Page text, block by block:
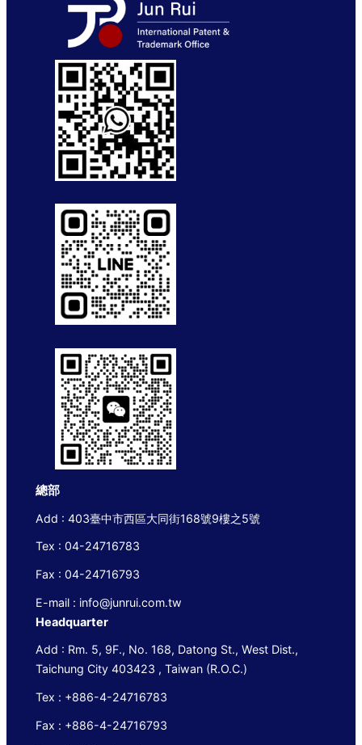
總部
Add : 403臺中市西區大同街168號9樓之5號
Tex : 04-24716783
Fax : 04-24716793
E-mail : info@junrui.com.tw
Headquarter
Add : Rm. 5, 9F., No. 168, Datong St., West Dist.,
Taichung City 403423 , Taiwan (R.O.C.)
Tex : +886-4-24716783
Fax : +886-4-24716793